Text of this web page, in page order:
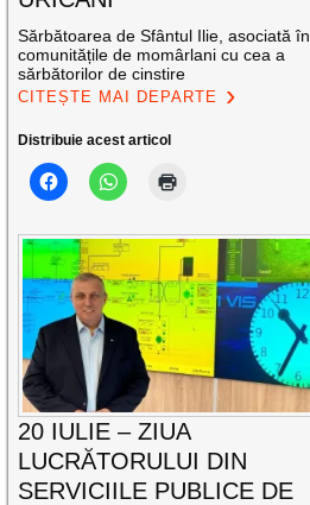
Sărbătoarea de Sfântul Ilie, asociată în
comunitățile de momârlani cu cea a
sărbătorilor de cinstire
CITEȘTE MAI DEPARTE
Distribuie acest articol
20 IULIE – ZIUA
LUCRĂTORULUI DIN
SERVICIILE PUBLICE DE